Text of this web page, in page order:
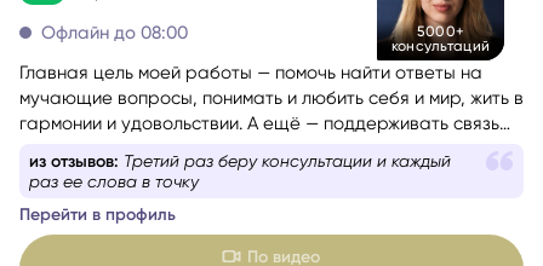
5000+
консультаций
5
Главная цель моей работы — помочь найти ответы на
мучающие вопросы, понимать и любить себя и мир, жить в
со своим Высшим Я, уметь проживать разные состояния
из любви. Все знания я проверяю и пропускаю через
себя, поэтому даю только то, что работает на 100%.
из отзывов: Уже долгое время курирует меня в моих
Перейти в профиль